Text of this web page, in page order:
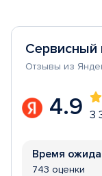
Сервисный
Отзывы из
4.9 3
Время
743 оценки